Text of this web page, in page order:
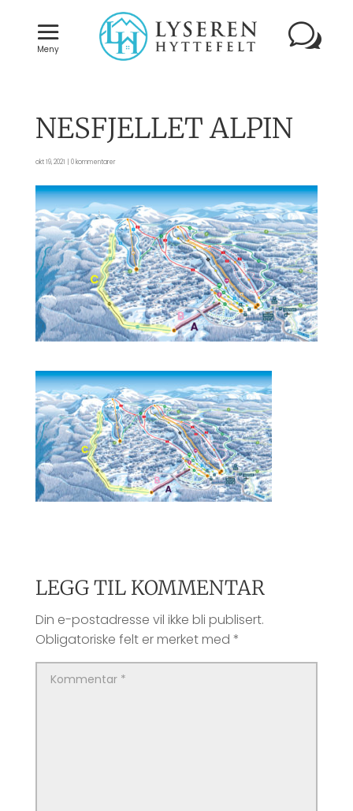
Meny
NESFJELLET ALPIN
okt 19, 2021 0 kommentarer
LEGG TIL KOMMENTAR
Din e-postadresse vil ikke bli publisert.
Obligatoriske felt er merket med *